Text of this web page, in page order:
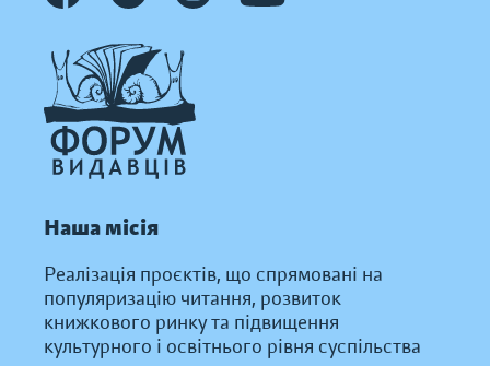
Наша місія
Реалізація проєктів, що спрямовані на
популяризацію читання, розвиток
книжкового ринку та підвищення
культурного і освітнього рівня суспільства